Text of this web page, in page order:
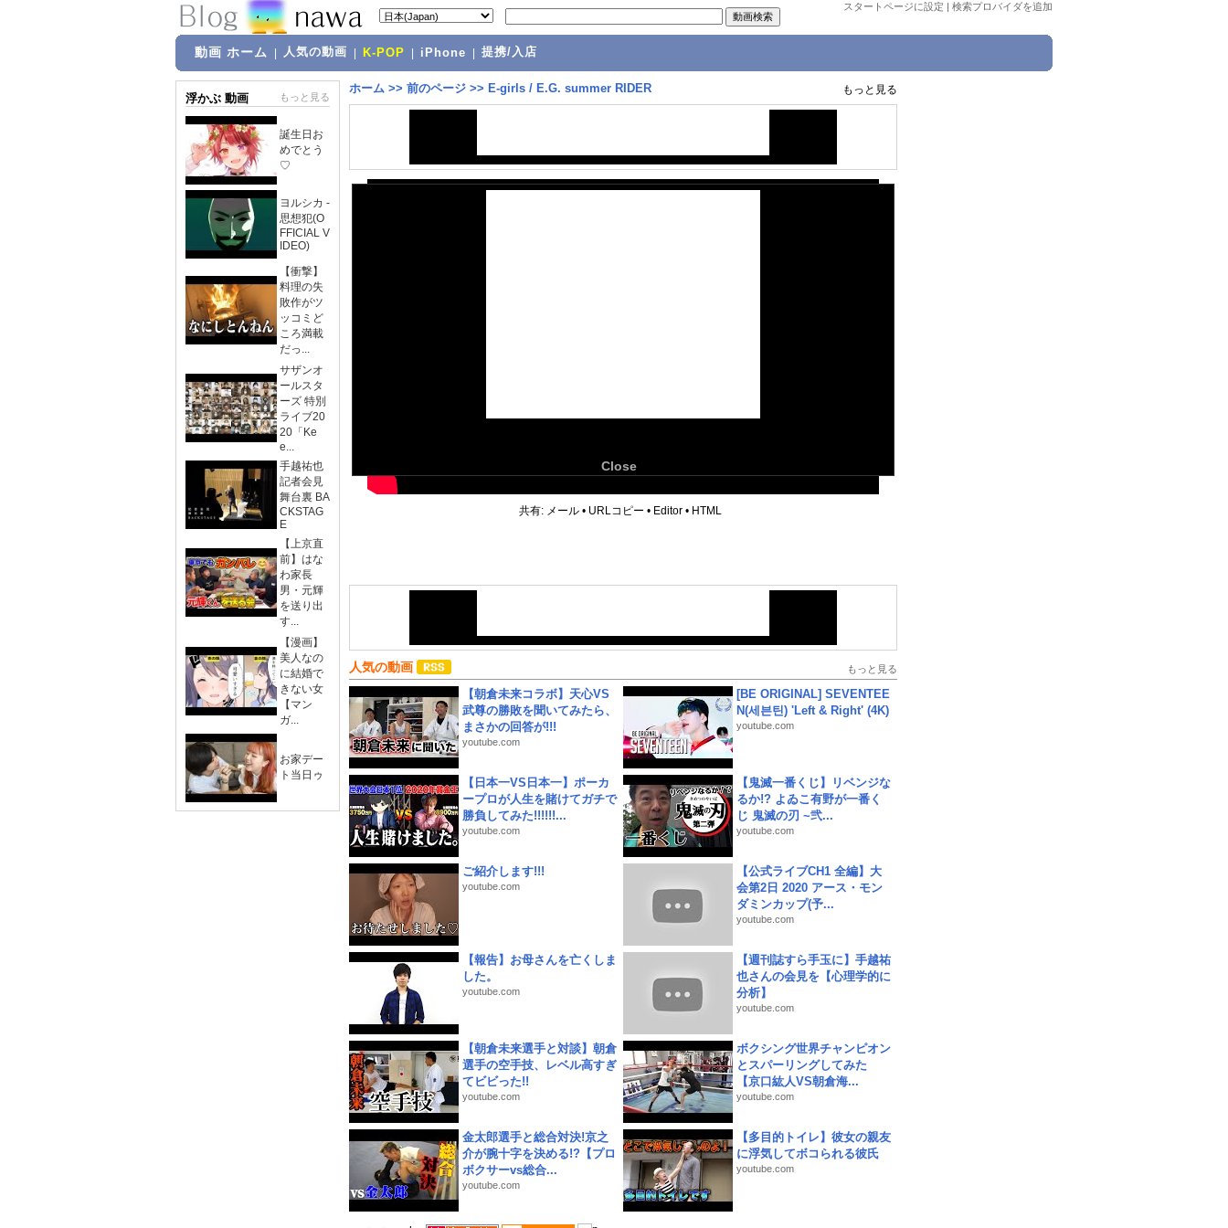
スタートページに設定 | 検索プロバイダを追加
動画 ホーム 人気の動画 K-POP iPhone 提携/入店
浮かぶ 動画 もっと見る
誕生日お
めでとう
♡
ヨルシカ -
思想犯(O
FFICIAL V
IDEO)
【衝撃】
料理の失
敗作がツ
ッコミど
ころ満載
だっ...
サザンオ
ールスタ
ーズ 特別
ライブ20
20「Ke
e...
手越祐也
記者会見
舞台裏 BA
CKSTAG
E
【上京直
前】はな
わ家長
男・元輝
を送り出
す...
【漫画】
美人なの
に結婚で
きない女
【マン
ガ...
お家デー
ト当日ゥ
ホーム >> 前のページ >> E-girls / E.G. summer RIDER もっと見る
Close
共有: メール • URLコピー • Editor • HTML
人気の動画 もっと見る
【朝倉未来コラボ】天心VS
武尊の勝敗を聞いてみたら、
まさかの回答が!!!
youtube.com
[BE ORIGINAL] SEVENTEE
N(세븐틴) 'Left & Right' (4K)
youtube.com
【日本一VS日本一】ポーカ
ープロが人生を賭けてガチで
勝負してみた!!!!!!...
youtube.com
【鬼滅一番くじ】リベンジな
るか!? よゐこ有野が一番く
じ 鬼滅の刃 ~弐...
youtube.com
ご紹介します!!!
youtube.com
【公式ライブCH1 全編】大
会第2日 2020 アース・モン
ダミンカップ(予...
youtube.com
【報告】お母さんを亡くしま
した。
youtube.com
【週刊誌すら手玉に】手越祐
也さんの会見を【心理学的に
分析】
youtube.com
【朝倉未来選手と対談】朝倉
選手の空手技、レベル高すぎ
てビビった!!
youtube.com
ボクシング世界チャンピオン
とスパーリングしてみた
【京口紘人VS朝倉海...
youtube.com
金太郎選手と総合対決!京之
介が腕十字を決める!?【プロ
ボクサーvs総合...
youtube.com
【多目的トイレ】彼女の親友
に浮気してボコられる彼氏
youtube.com